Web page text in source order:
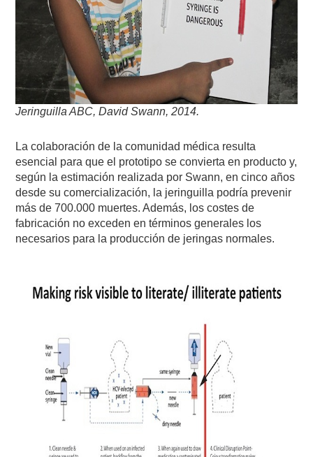
Jeringuilla ABC, David Swann, 2014.
La colaboración de la comunidad médica resulta
esencial para que el prototipo se convierta en producto y,
según la estimación realizada por Swann, en cinco años
desde su comercialización, la jeringuilla podría prevenir
más de 700.000 muertes. Además, los costes de
fabricación no exceden en términos generales los
necesarios para la producción de jeringas normales.